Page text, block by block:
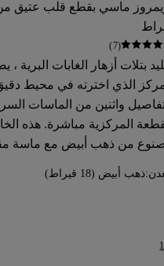
(7)
بتلات أزهار الغابات البرية
الذي اخترته في محيط
واثنين من الماسات
المركزية مباشرة. هذه
من ذهب أبيض مع ماسة
ذهب أبيض (18 قيراط)